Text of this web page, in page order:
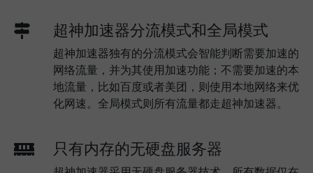
超神加速器分流模式和全局模式
超神加速器独有的分流模式会智能判断需要加速的
网络流量，并为其使用加速功能；不需要加速的本
地流量，比如百度或者美团，则使用本地网络来优
化网速。全局模式则所有流量都走超神加速器。
只有内存的无硬盘服务器